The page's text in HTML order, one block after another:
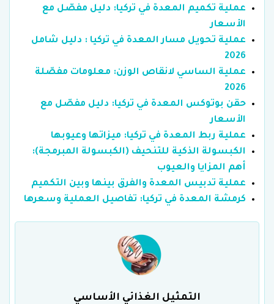
عملية تكميم المعدة في تركيا: دليل مفصّل مع
الأسعار
عملية تحويل مسار المعدة في تركيا : دليل شامل
2026
عملية الساسي لانقاص الوزن: معلومات مفصّلة
2026
حقن بوتوكس المعدة في تركيا: دليل مفصّل مع
الأسعار
عملية ربط المعدة في تركيا: ميزاتها وعيوبها
الكبسولة الذكية للتنحيف (الكبسولة المبرمجة):
أهم المزايا والعيوب
عملية تدبيس المعدة والفرق بينها وبين التكميم
كرمشة المعدة في تركيا: تفاصيل العملية وسعرها
التمثيل الغذائي الأساسي